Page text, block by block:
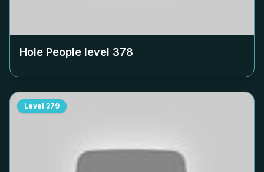
Hole People level 378
Level 379